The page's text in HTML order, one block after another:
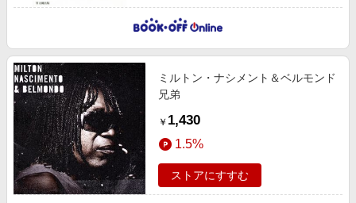
ミルトン・ナシメント＆ベルモンド
兄弟
￥ 1,430
1.5%
ストアにすすむ